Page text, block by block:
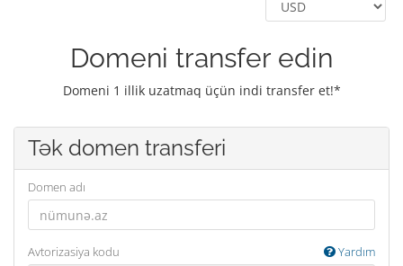
Domeni transfer edin
Domeni 1 illik uzatmaq üçün indi transfer et!*
Tək domen transferi
Domen adı
Avtorizasiya kodu Yardım